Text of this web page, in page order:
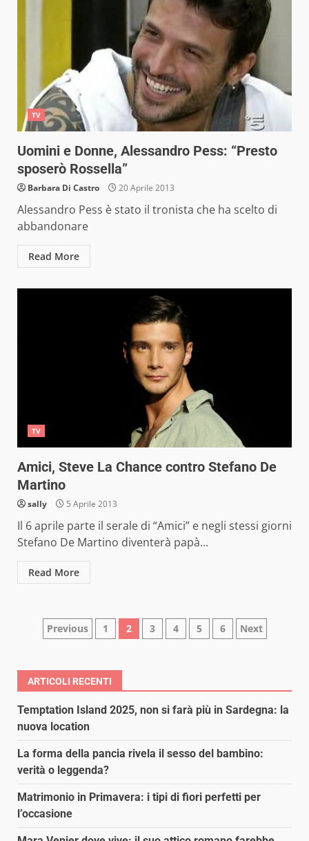
TV
Uomini e Donne, Alessandro Pess: “Presto
sposerò Rossella”
Barbara Di Castro 20 Aprile 2013
Alessandro Pess è stato il tronista che ha scelto di
abbandonare
Read More
TV
Amici, Steve La Chance contro Stefano De
Martino
sally 5 Aprile 2013
Il 6 aprile parte il serale di “Amici” e negli stessi giorni
Stefano De Martino diventerà papà...
Read More
Paginazione
articoli
Previous 1 2 3 4 5 6 Next
ARTICOLI RECENTI
Temptation Island 2025, non si farà più in Sardegna: la
nuova location
La forma della pancia rivela il sesso del bambino:
verità o leggenda?
Matrimonio in Primavera: i tipi di fiori perfetti per
l’occasione